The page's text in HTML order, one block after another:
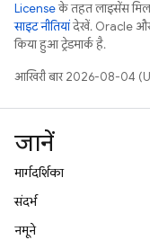
Licenseके तहत लाइसेंस
साइट नीतियांदेखें. Oracle और/
किया हुआ ट्रेडमार्क है.
आखिरी बार 2026-08-04
जानें
मार्गदर्शिका
संदर्भ
नमूने